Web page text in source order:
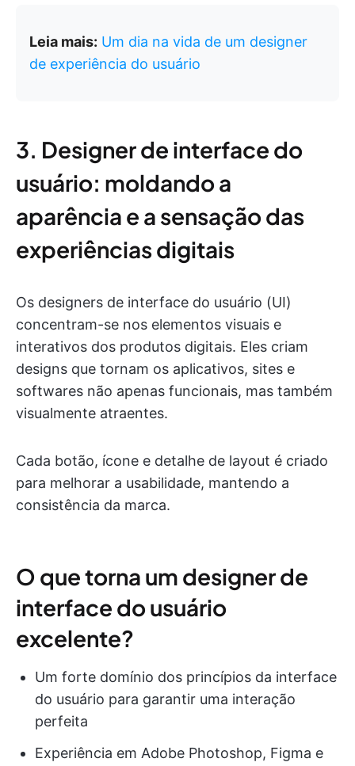
Leia mais: Um dia na vida de um designer
de experiência do usuário
3. Designer de interface do
usuário: moldando a
aparência e a sensação das
experiências digitais
Os designers de interface do usuário (UI)
concentram-se nos elementos visuais e
interativos dos produtos digitais. Eles criam
designs que tornam os aplicativos, sites e
softwares não apenas funcionais, mas também
visualmente atraentes.
Cada botão, ícone e detalhe de layout é criado
para melhorar a usabilidade, mantendo a
consistência da marca.
O que torna um designer de
interface do usuário
excelente?
Um forte domínio dos princípios da interface
do usuário para garantir uma interação
perfeita
Experiência em Adobe Photoshop, Figma e